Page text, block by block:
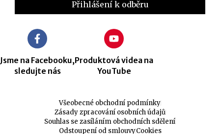
Jsme na Facebooku,
sledujte nás
Produktová videa na
YouTube
Všeobecné obchodní podmínky
Zásady zpracování osobních údajů
Souhlas se zasíláním obchodních sdělení
Odstoupení od smlouvyCookies